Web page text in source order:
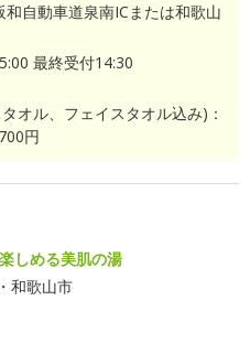
自動車道泉南ICまたは和歌山
最終受付14:30
オル、フェイスタオル込み)：
円
しめる美肌の湯
和歌山市